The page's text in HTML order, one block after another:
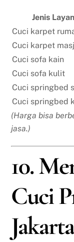
Jenis
Cuci karpet
Cuci karpet
Cuci sofa kain
Cuci sofa kulit
Cuci springbed
Cuci springbed
(Harga bisa
jasa.)
10.
Cuci